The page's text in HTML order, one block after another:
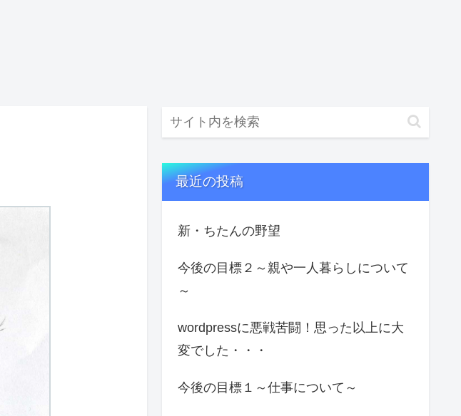
最近の投稿
新・ちたんの野望
今後の目標２～親や一人暮らしについて
～
wordpressに悪戦苦闘！思った以上に大
変でした・・・
今後の目標１～仕事について～